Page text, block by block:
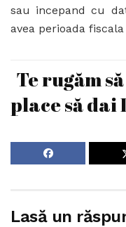
sau incepand cu
avea perioada
Te rugăm
place să
Lasă un